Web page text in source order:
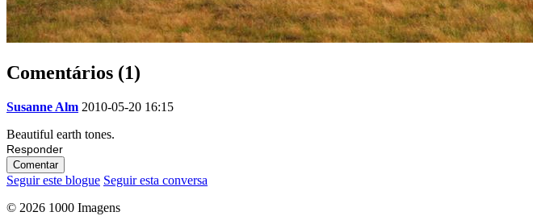
Comentários (1)
Susanne Alm 2010-05-20 16:15
Beautiful earth tones.
Responder
Comentar
Seguir este blogue Seguir esta conversa
© 2026 1000 Imagens